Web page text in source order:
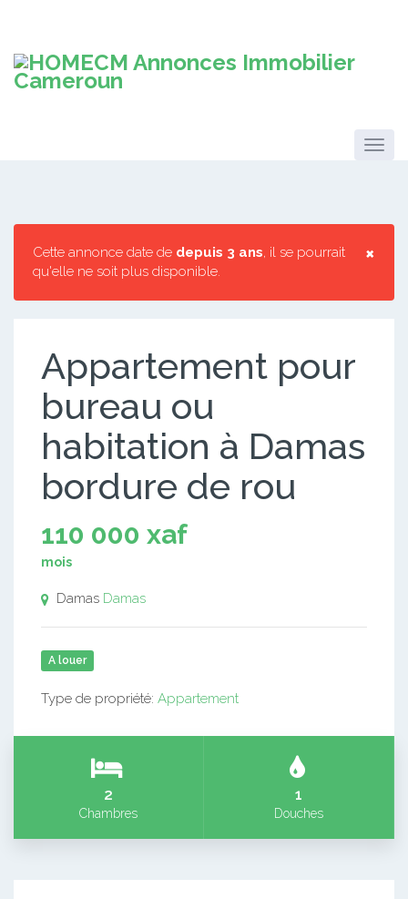
×
Cette annonce date de depuis 3 ans, il se pourrait
qu'elle ne soit plus disponible.
Appartement pour
bureau ou
habitation à Damas
bordure de rou
110 000 xaf
mois
Damas Damas
A louer
Type de propriété: Appartement
2
Chambres
1
Douches